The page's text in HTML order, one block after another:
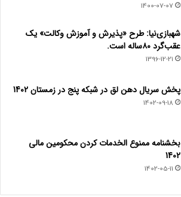
1400-07-07
شهبازی‌نیا: طرح «پذیرش و آموزش وکالت» یک
عقب‌گرد ۸۰ساله است.
1396-12-21
پخش سریال دهن لق در شبکه پنج در زمستان 1402
1402-09-18
بخشنامه ممنوع الخدمات کردن محکومین مالی
1402
1402-05-11